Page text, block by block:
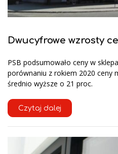
Dwucyfrowe wzrosty
PSB podsumowało ceny w
porównaniu z rokiem 2020 ceny
średnio wyższe o 21 proc.
Czytaj dalej